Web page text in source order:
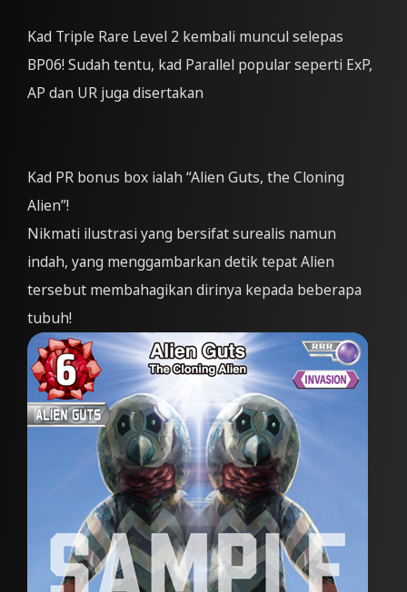
Kad Triple Rare Level 2 kembali muncul selepas
BP06! Sudah tentu, kad Parallel popular seperti ExP,
AP dan UR juga disertakan
Kad PR bonus box ialah “Alien Guts, the Cloning
Alien”!
Nikmati ilustrasi yang bersifat surealis namun
indah, yang menggambarkan detik tepat Alien
tersebut membahagikan dirinya kepada beberapa
tubuh!